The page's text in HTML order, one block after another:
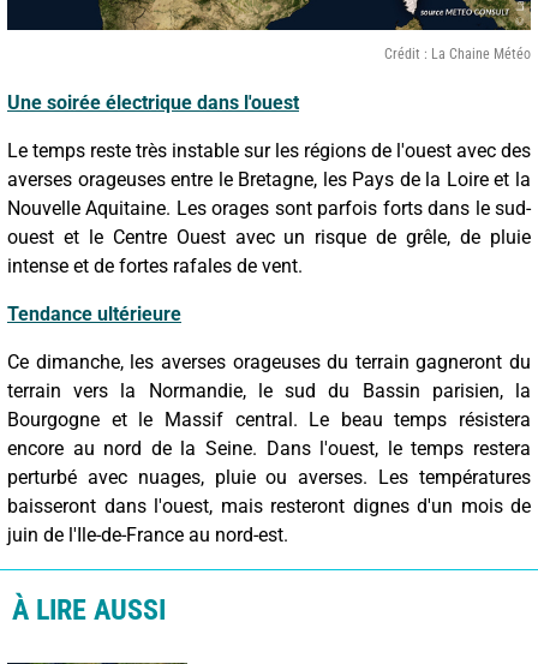
Crédit : La Chaine Météo
Une soirée électrique dans l'ouest
Le temps reste très instable sur les régions de l'ouest avec des
averses orageuses entre le Bretagne, les Pays de la Loire et la
Nouvelle Aquitaine. Les orages sont parfois forts dans le sud-
ouest et le Centre Ouest avec un risque de grêle, de pluie
intense et de fortes rafales de vent.
Tendance ultérieure
Ce dimanche, les averses orageuses du terrain gagneront du
terrain vers la Normandie, le sud du Bassin parisien, la
Bourgogne et le Massif central. Le beau temps résistera
encore au nord de la Seine. Dans l'ouest, le temps restera
perturbé avec nuages, pluie ou averses. Les températures
baisseront dans l'ouest, mais resteront dignes d'un mois de
juin de l'Ile-de-France au nord-est.
À LIRE AUSSI